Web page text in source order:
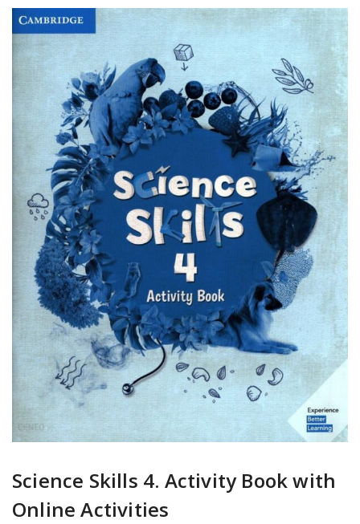
Science Skills 4. Activity Book with
Online Activities